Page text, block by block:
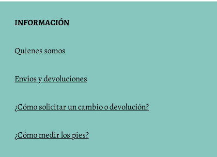
INFORMACIÓN
Quienes somos
Envíos y devoluciones
¿Cómo solicitar un cambio o devolución?
¿Cómo medir los pies?